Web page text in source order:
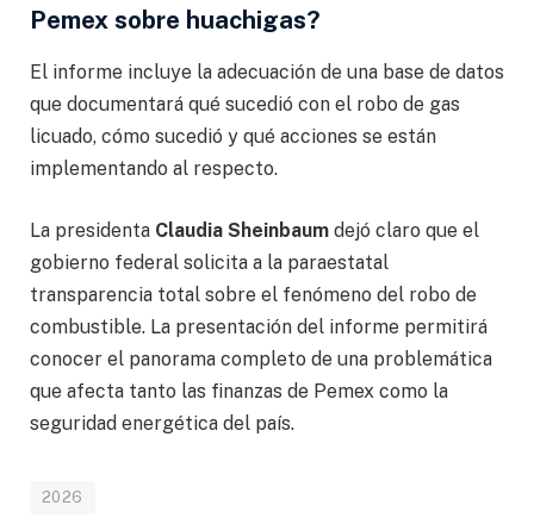
Pemex sobre huachigas?
El informe incluye la adecuación de una base de datos
que documentará qué sucedió con el robo de gas
licuado, cómo sucedió y qué acciones se están
implementando al respecto.
La presidenta Claudia Sheinbaum dejó claro que el
gobierno federal solicita a la paraestatal
transparencia total sobre el fenómeno del robo de
combustible. La presentación del informe permitirá
conocer el panorama completo de una problemática
que afecta tanto las finanzas de Pemex como la
seguridad energética del país.
2026